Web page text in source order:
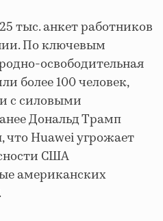
тыс. анкет работников
По ключевым
освободительная
более 100 человек,
с силовыми
Дональд Трамп
что Huawei угрожает
США
американских